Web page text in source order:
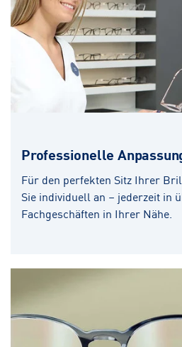
Professionelle
Für den perfekten Sitz Ihrer
Sie individuell an – jederzeit in
Fachgeschäften in Ihrer Nähe.